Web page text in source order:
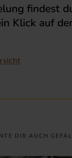
findest
Klick auf
DIR AUCH